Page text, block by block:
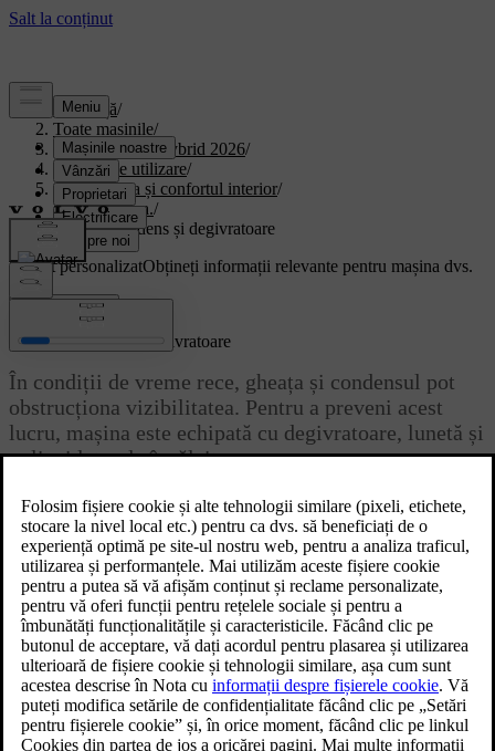
Asistență/
Toate mașinile/
XC90 Plug-in Hybrid 2026/
Manual de utilizare/
Climatizarea și confortul interior/
climatizarea./
Gheață, condens și degivratoare
Suport personalizatObțineți informații relevante pentru mașina dvs.
Conectează-te
Actualizat 30.03.2026
Gheață, condens și degivratoare
În condiții de vreme rece, gheața și condensul pot
obstrucționa vizibilitatea. Pentru a preveni acest
lucru, mașina este echipată cu degivratoare, lunetă și
oglinzi laterale încălzite.
Degivratoarele se află atât la geamuri, cât și la parbriz. Oglinzile
laterale se încălzesc simultan cu luneta. Combinate, aceste funcții
urmăresc să asigure o bună vizibilitate.